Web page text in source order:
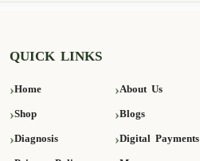
QUICK LINKS
Home About Us
Shop Blogs
Diagnosis Digital Payments